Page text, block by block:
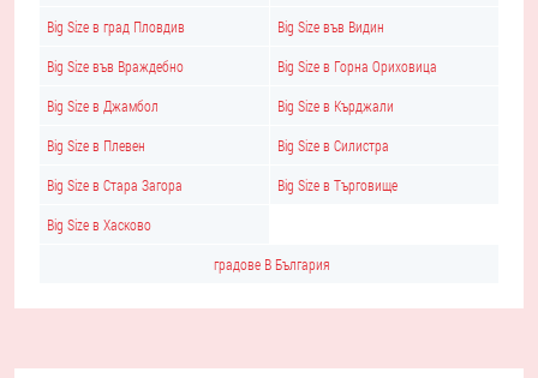
Big Size в град Пловдив Big Size във Видин
Big Size във Враждебно Big Size в Горна Ориховица
Big Size в Джамбол Big Size в Кърджали
Big Size в Плевен Big Size в Силистра
Big Size в Стара Загора Big Size в Търговище
Big Size в Хасково
градове В България